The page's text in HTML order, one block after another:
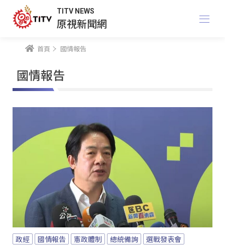
TITV NEWS
原視新聞網
首頁 國情報告
國情報告
政經 國情報告 憲政體制 總統備詢 選戰發表會